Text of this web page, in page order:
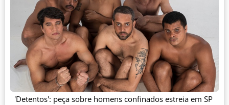
'Detentos': peça sobre homens confinados estreia em SP